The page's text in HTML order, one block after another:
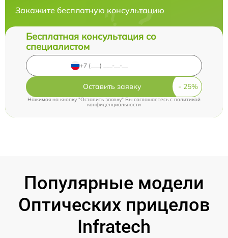
Закажите бесплатную консультацию
Бесплатная консультация со
специалистом
Оставить заявку
Нажимая на кнопку "Оставить заявку" Вы соглашаетесь cполитикой
конфиденциальности
Популярные модели
Оптических прицелов
Infratech